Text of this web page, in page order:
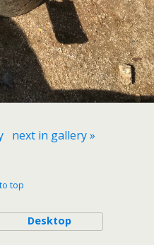
next in gallery »
top
Desktop